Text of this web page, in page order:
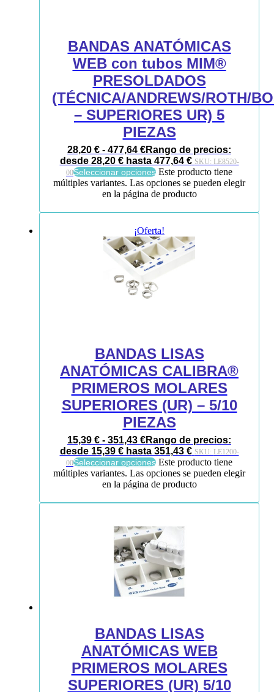
BANDAS ANATÓMICAS
WEB con tubos MIM®
PRESOLDADOS
(TÉCNICA/ANDREWS/ROTH/
– SUPERIORES UR) 5
PIEZAS
28,20 € - 477,64 €Rango de precios:
desde 28,20 € hasta 477,64 € SKU: LE8520-
00Seleccionar opciones Este producto tiene
múltiples variantes. Las opciones se pueden elegir
en la página de producto
¡Oferta!
BANDAS LISAS
ANATÓMICAS CALIBRA®
PRIMEROS MOLARES
SUPERIORES (UR) – 5/10
PIEZAS
15,39 € - 351,43 €Rango de precios:
desde 15,39 € hasta 351,43 € SKU: LE1200-
00Seleccionar opciones Este producto tiene
múltiples variantes. Las opciones se pueden elegir
en la página de producto
BANDAS LISAS
ANATÓMICAS WEB
PRIMEROS MOLARES
SUPERIORES (UR) 5/10